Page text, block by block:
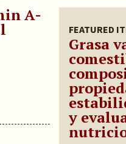
FEATURED
Grasa
y
A-